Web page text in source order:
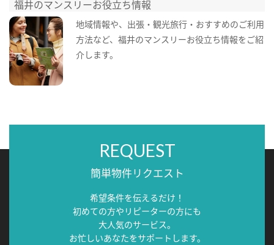
福井のマンスリーお役立ち情報
地域情報や、出張・観光旅行・おすすめのご利用
方法など、福井のマンスリーお役立ち情報をご紹
介します。
REQUEST
簡単物件リクエスト
希望条件を伝えるだけ！
初めての方やリピーターの方にも
大人気のサービス。
お忙しいあなたをサポートします。